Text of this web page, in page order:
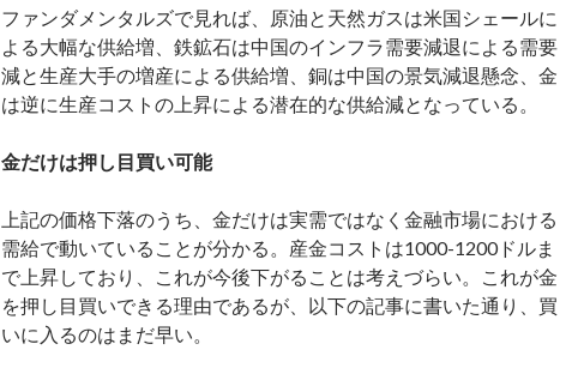
ファンダメンタルズで見れば、原油と天然ガスは米国シェールに
よる大幅な供給増、鉄鉱石は中国のインフラ需要減退による需要
減と生産大手の増産による供給増、銅は中国の景気減退懸念、金
は逆に生産コストの上昇による潜在的な供給減となっている。
金だけは押し目買い可能
上記の価格下落のうち、金だけは実需ではなく金融市場における
需給で動いていることが分かる。産金コストは1000-1200ドルま
で上昇しており、これが今後下がることは考えづらい。これが金
を押し目買いできる理由であるが、以下の記事に書いた通り、買
いに入るのはまだ早い。